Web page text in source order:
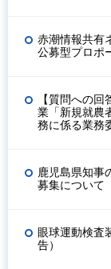
赤潮情報共有
公募型プロポ
【質問への
業「新規就農
務に係る業務
鹿児島県知事
募集について
眼球運動検査
告）